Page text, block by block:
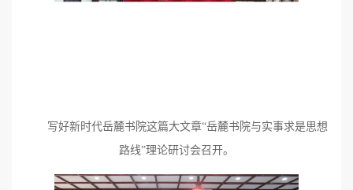
写好新时代岳麓书院这篇大文章“岳麓书院与实事求是思想
路线”理论研讨会召开。